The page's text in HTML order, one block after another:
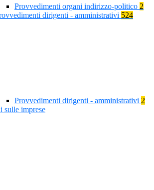
Provvedimenti organi indirizzo-politico 2
dirigenti - amministrativi 524
Provvedimenti dirigenti - amministrativi 2
sulle imprese